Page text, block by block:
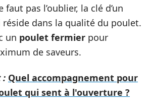
pas l’oublier, la clé d’un
dans la qualité du poulet.
un poulet fermier pour
de saveurs.
: Quel accompagnement pour
qui sent à l'ouverture ?